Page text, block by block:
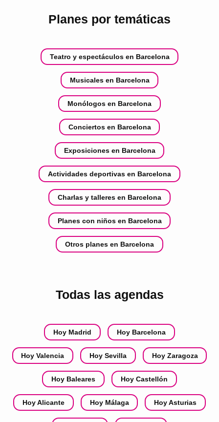
Planes por temáticas
Teatro y espectáculos en Barcelona
Musicales en Barcelona
Monólogos en Barcelona
Conciertos en Barcelona
Exposiciones en Barcelona
Actividades deportivas en Barcelona
Charlas y talleres en Barcelona
Planes con niños en Barcelona
Otros planes en Barcelona
Todas las agendas
Hoy Madrid Hoy Barcelona
Hoy Valencia Hoy Sevilla Hoy Zaragoza
Hoy Baleares Hoy Castellón
Hoy Alicante Hoy Málaga Hoy Asturias